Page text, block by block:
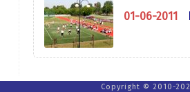
01-06-2011
Copyright © 2010-